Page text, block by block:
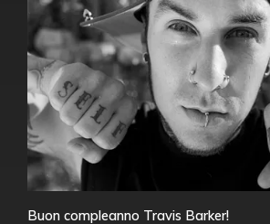
Buon compleanno Travis Barker!